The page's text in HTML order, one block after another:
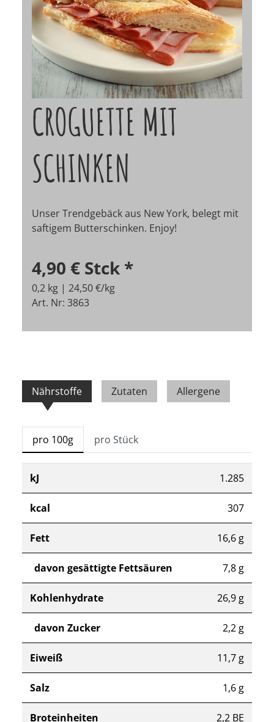
CROGUETTE MIT
SCHINKEN
Unser Trendgebäck aus New York, belegt mit
saftigem Butterschinken. Enjoy!
4,90 € Stck *
0,2 kg | 24,50 €/kg
Art. Nr: 3863
Nährstoffe Zutaten Allergene
pro 100g pro Stück
kJ 1.285
kcal 307
Fett 16,6 g
davon gesättigte Fettsäuren 7,8 g
Kohlenhydrate 26,9 g
davon Zucker 2,2 g
Eiweiß 11,7 g
Salz 1,6 g
Broteinheiten 2,2 BE